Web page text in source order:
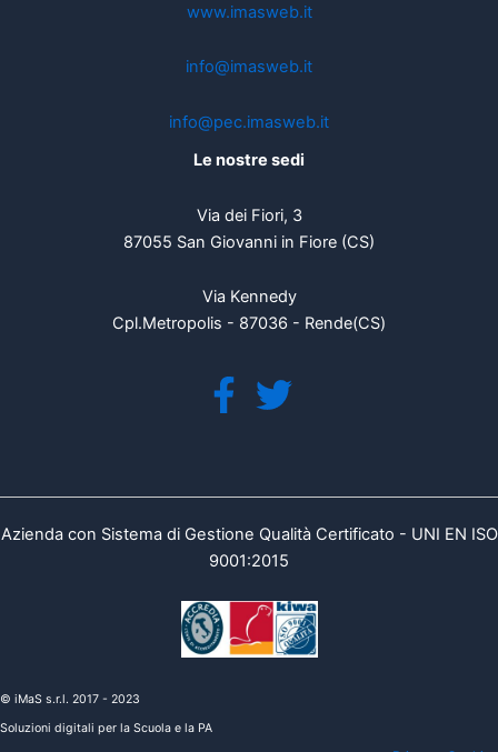
www.imasweb.it
info@imasweb.it
info@pec.imasweb.it
Le nostre sedi
Via dei Fiori, 3
87055 San Giovanni in Fiore (CS)
Via Kennedy
Cpl.Metropolis - 87036 - Rende(CS)
Azienda con Sistema di Gestione Qualità Certificato - UNI EN ISO
9001:2015
© iMaS s.r.l. 2017 - 2023
Soluzioni digitali per la Scuola e la PA